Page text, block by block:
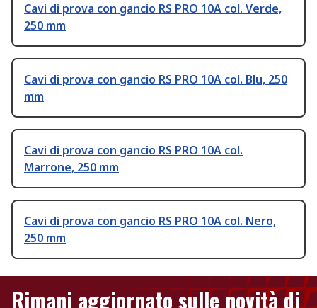
Cavi di prova con gancio RS PRO 10A col. Verde,
250 mm
Cavi di prova con gancio RS PRO 10A col. Blu, 250
mm
Cavi di prova con gancio RS PRO 10A col.
Marrone, 250 mm
Cavi di prova con gancio RS PRO 10A col. Nero,
250 mm
Rimani aggiornato sulle novità di